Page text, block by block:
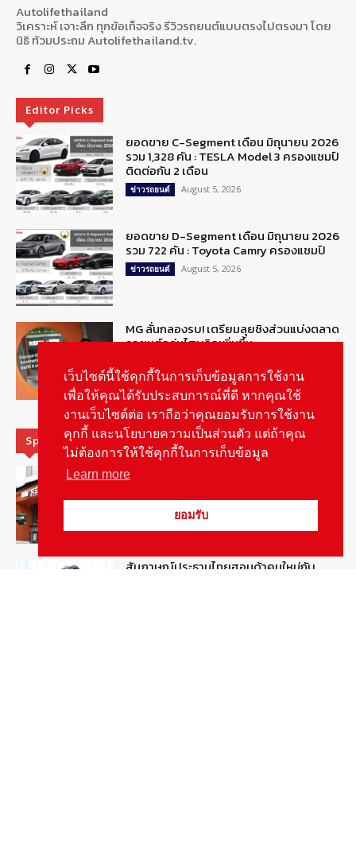
Autolifethailand
วิเคราะห์ เจาะลึก ทุกข้อเท็จจริง รีวิวรถยนต์แบบตรงไปตรงมา โดย
นิธิ ท้วมประถม Autolifethailand.tv.
Editor Picks
ยอดขาย C-Segment เดือน มิถุนายน 2026
รวม 1,328 คัน : TESLA Model 3 ครองแชมป์
ติดต่อกัน 2 เดือน
ข่าวรถยนต์ August 5, 2026
ยอดขาย D-Segment เดือน มิถุนายน 2026
รวม 722 คัน : Toyota Camry ครองแชมป์
ข่าวรถยนต์ August 5, 2026
MG ลั่นกลองรบ! เตรียมลุยชิงส่วนแบ่งตลาด
รถยนต์กลุ่มไฮบริดเพิ่มขึ้น
Special Picks
รู้จัก “MG IM Privilege” สิทธิพิเศษสำหรับ
สัมภาษณ์ประธานไทยฮอนด้าคนใหม่กับ
เว็บไซต์นี้ใช้คุกกี้ในการเก็บข้อมูลการใช้งาน
เพื่อให้คุณได้รับประสบการณ์ที่ดี หากคุณใช้
งานเว็บไซต์ต่อ เราถือว่าคุณยอมรับการใช้งาน
คุกกี้ และนโยบายความเป็นส่วนตัว แต่ถ้าคุณ
ไม่ต้องการให้ใช้คุกกี้ในการเก็บข้อมูล
Learn more
ยอมรับ